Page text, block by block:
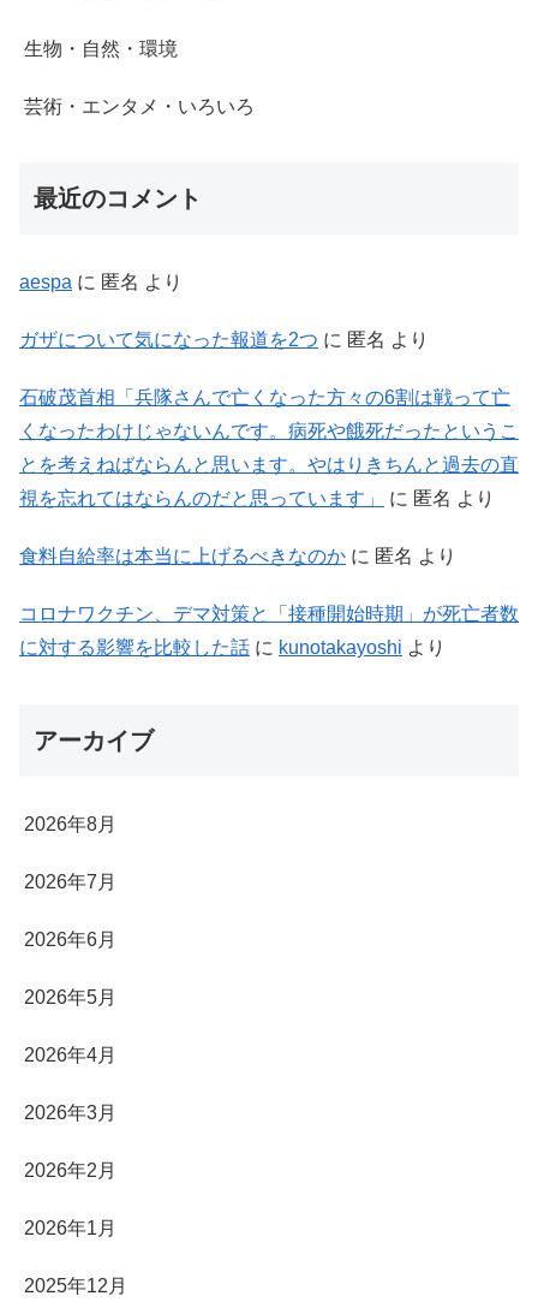
生物・自然・環境
芸術・エンタメ・いろいろ
最近のコメント
aespa に 匿名 より
ガザについて気になった報道を2つ に 匿名 より
石破茂首相「兵隊さんで亡くなった方々の6割は戦って亡
くなったわけじゃないんです。病死や餓死だったというこ
とを考えねばならんと思います。やはりきちんと過去の直
視を忘れてはならんのだと思っています」
に 匿名 より
食料自給率は本当に上げるべきなのか に 匿名 より
コロナワクチン、デマ対策と「接種開始時期」が死亡者数
に対する影響を比較した話 に kunotakayoshi より
アーカイブ
2026年8月
2026年7月
2026年6月
2026年5月
2026年4月
2026年3月
2026年2月
2026年1月
2025年12月